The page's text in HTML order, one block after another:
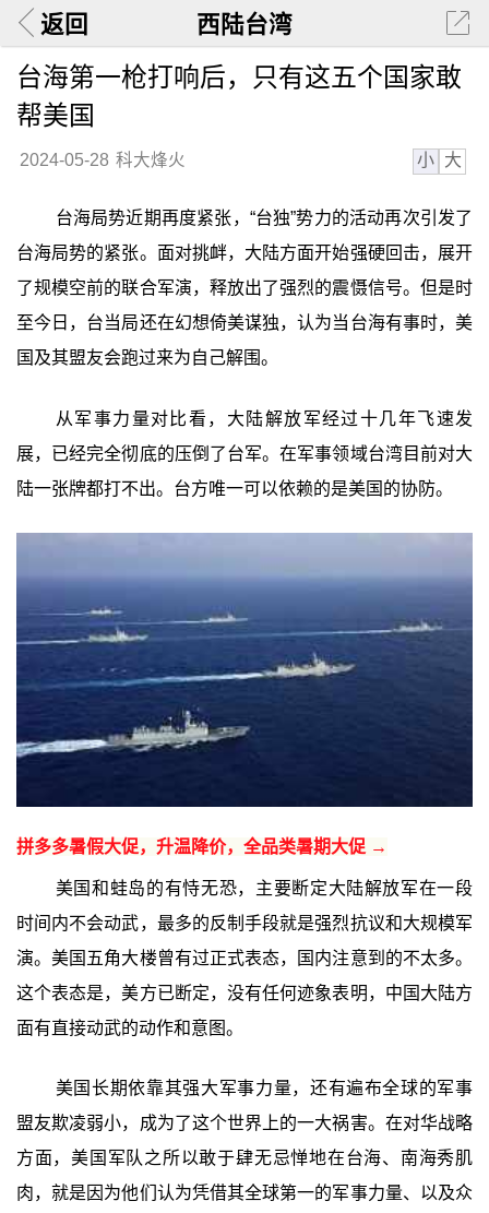
返回 西陆台湾
台海第一枪打响后，只有这五个国家敢
帮美国
2024-05-28 科大烽火 小 大
台海局势近期再度紧张，“台独”势力的活动再次引发了
台海局势的紧张。面对挑衅，大陆方面开始强硬回击，展开
了规模空前的联合军演，释放出了强烈的震慑信号。但是时
至今日，台当局还在幻想倚美谋独，认为当台海有事时，美
国及其盟友会跑过来为自己解围。
从军事力量对比看，大陆解放军经过十几年飞速发
展，已经完全彻底的压倒了台军。在军事领域台湾目前对大
陆一张牌都打不出。台方唯一可以依赖的是美国的协防。
拼多多暑假大促，升温降价，全品类暑期大促 →
美国和蛙岛的有恃无恐，主要断定大陆解放军在一段
时间内不会动武，最多的反制手段就是强烈抗议和大规模军
演。美国五角大楼曾有过正式表态，国内注意到的不太多。
这个表态是，美方已断定，没有任何迹象表明，中国大陆方
面有直接动武的动作和意图。
美国长期依靠其强大军事力量，还有遍布全球的军事
盟友欺凌弱小，成为了这个世界上的一大祸害。在对华战略
方面，美国军队之所以敢于肆无忌惮地在台海、南海秀肌
肉，就是因为他们认为凭借其全球第一的军事力量、以及众